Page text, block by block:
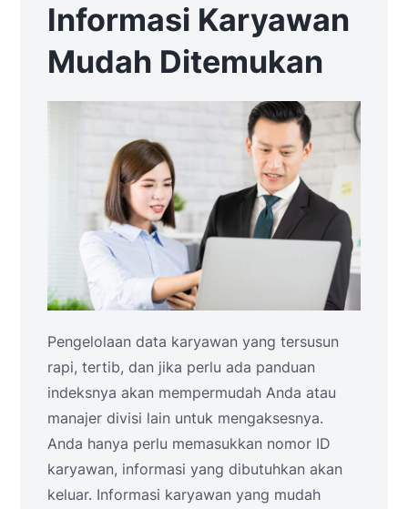
Informasi Karyawan
Mudah Ditemukan
Pengelolaan data karyawan yang tersusun
rapi, tertib, dan jika perlu ada panduan
indeksnya akan mempermudah Anda atau
manajer divisi lain untuk mengaksesnya.
Anda hanya perlu memasukkan nomor ID
karyawan, informasi yang dibutuhkan akan
keluar. Informasi karyawan yang mudah